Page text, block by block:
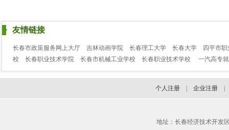
友情链接
长春市政策服务网上大厅 吉林动画学院 长春理工大学 长春大学
四平市
校
长春职业技术学院 长春市机械工业学校 长春职业技术学校 一汽高专
个人注册 企业注册
地址：长春经济技术开发